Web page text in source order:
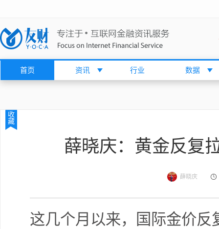
首页 资讯 行业 数据
收
藏
薛晓庆：黄金反复
薛晓庆
这几个月以来，国际金价